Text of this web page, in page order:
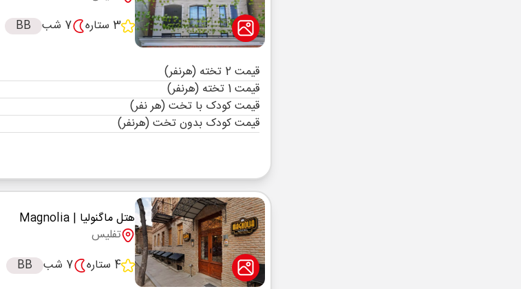
3 ستاره
7 شب BB
قیمت 2 تخته (هرنفر)
قیمت 1 تخته (هرنفر)
قیمت کودک با تخت (هر نفر)
قیمت کودک بدون تخت (هرنفر)
هتل ماگنولیا | Magnolia
تفلیس
4 ستاره
7 شب BB